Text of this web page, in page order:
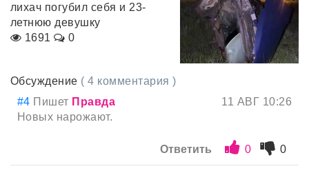
лихач погубил себя и 23-
летнюю девушку
1691
0
Обсуждение ( 4 комментария )
#4 Пишет Правда
11 АВГ 10:26
Новых нарожают.
Ответить 0 0